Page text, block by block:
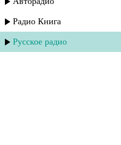
Радио Книга
Русское радио
Марина Мустафаева -
Марина Мустафаева -